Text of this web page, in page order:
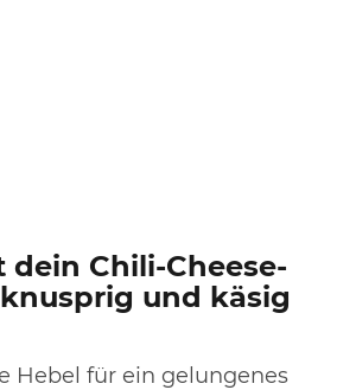
dein Chili-Cheese-
und käsig
Hebel für ein gelungenes